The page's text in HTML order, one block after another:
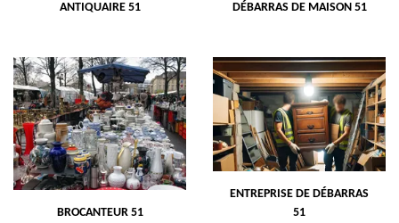
ANTIQUAIRE 51 DÉBARRAS DE MAISON 51
BROCANTEUR 51
ENTREPRISE DE DÉBARRAS
51